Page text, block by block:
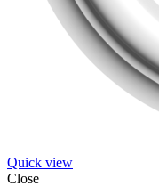
Quick view
Close